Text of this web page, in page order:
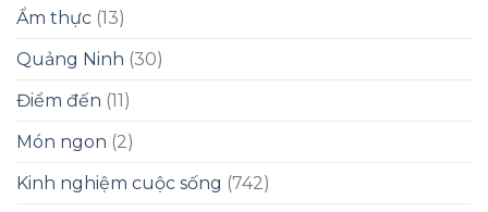
Ẩm thực (13)
Quảng Ninh (30)
Điểm đến (11)
Món ngon (2)
Kinh nghiệm cuộc sống (742)